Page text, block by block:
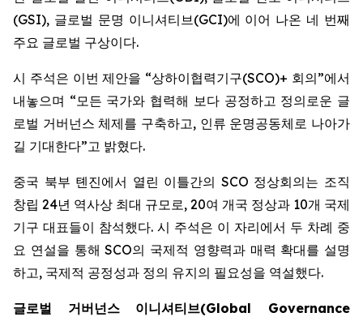
(GSI), 글로벌 문명 이니셔티브(GCI)에 이어 나온 네 번째
주요 글로벌 구상이다.
시 주석은 이번 제안을 “상하이협력기구(SCO)+ 회의”에서
내놓으며 “모든 국가와 협력해 보다 공정하고 정의로운 글
로벌 거버넌스 체제를 구축하고, 인류 운명공동체로 나아가
길 기대한다”고 밝혔다.
중국 북부 톈진에서 열린 이틀간의 SCO 정상회의는 조직
창립 24년 역사상 최대 규모로, 20여 개국 정상과 10개 국제
기구 대표들이 참석했다. 시 주석은 이 자리에서 두 차례 중
요 연설을 통해 SCO의 국제적 영향력과 매력 확대를 설명
하고, 국제적 공정성과 정의 유지의 필요성을 역설했다.
글로벌 거버넌스 이니셔티브(Global Governance